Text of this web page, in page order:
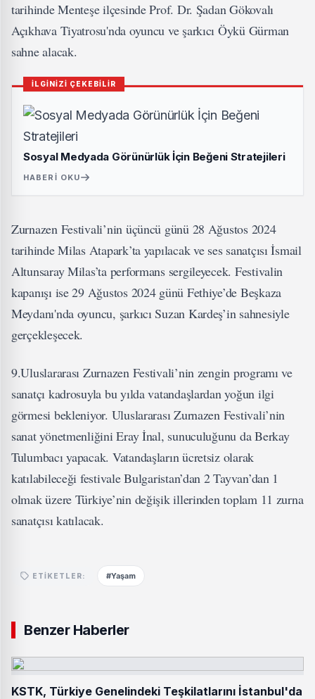
tarihinde Menteşe ilçesinde Prof. Dr. Şadan Gökovalı
Açıkhava Tiyatrosu'nda oyuncu ve şarkıcı Öykü Gürman
sahne alacak.
İLGİNİZİ ÇEKEBİLİR
Sosyal Medyada Görünürlük İçin Beğeni Stratejileri
HABERI OKU
Zurnazen Festivali’nin üçüncü günü 28 Ağustos 2024
tarihinde Milas Atapark’ta yapılacak ve ses sanatçısı İsmail
Altunsaray Milas’ta performans sergileyecek. Festivalin
kapanışı ise 29 Ağustos 2024 günü Fethiye’de Beşkaza
Meydanı'nda oyuncu, şarkıcı Suzan Kardeş’in sahnesiyle
gerçekleşecek.
9.Uluslararası Zurnazen Festivali’nin zengin programı ve
sanatçı kadrosuyla bu yılda vatandaşlardan yoğun ilgi
görmesi bekleniyor. Uluslararası Zurnazen Festivali’nin
sanat yönetmenliğini Eray İnal, sunuculuğunu da Berkay
Tulumbacı yapacak. Vatandaşların ücretsiz olarak
katılabileceği festivale Bulgaristan’dan 2 Tayvan’dan 1
olmak üzere Türkiye’nin değişik illerinden toplam 11 zurna
sanatçısı katılacak.
ETIKETLER: #Yaşam
Benzer Haberler
KSTK, Türkiye Genelindeki Teşkilatlarını İstanbul'da